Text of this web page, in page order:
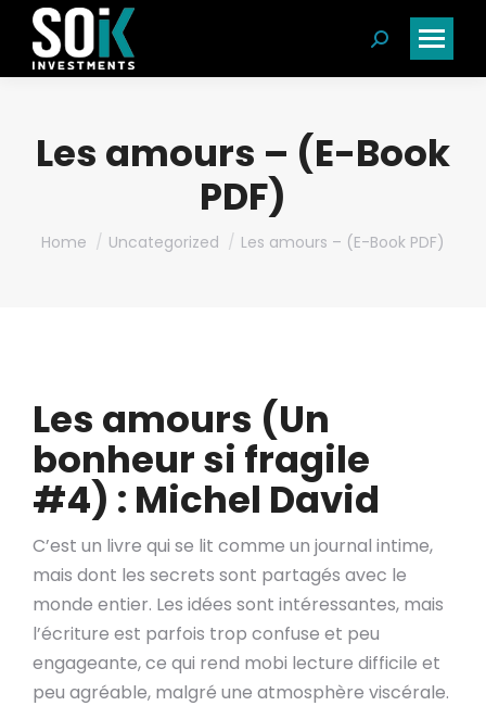
Search:
Les amours – (E-Book
PDF)
You are here:
Home Uncategorized Les amours – (E-Book PDF)
Les amours (Un
bonheur si fragile
#4) : Michel David
C’est un livre qui se lit comme un journal intime,
mais dont les secrets sont partagés avec le
monde entier. Les idées sont intéressantes, mais
l’écriture est parfois trop confuse et peu
engageante, ce qui rend mobi lecture difficile et
peu agréable, malgré une atmosphère viscérale.